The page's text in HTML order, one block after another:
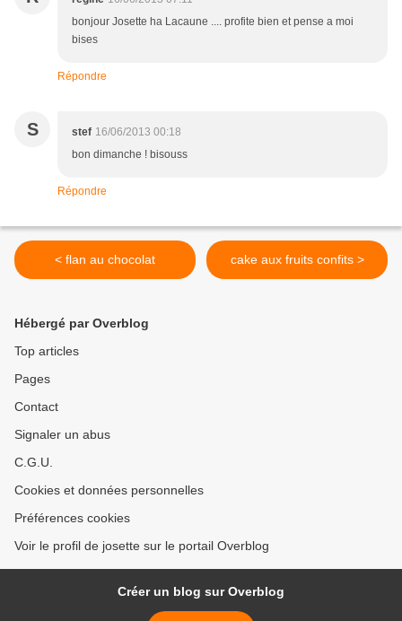
bonjour Josette ha Lacaune .... profite bien et pense a moi
bises
Répondre
S stef 16/06/2013 00:18
bon dimanche ! bisouss
Répondre
< flan au chocolat cake aux fruits confits >
Hébergé par Overblog
Top articles
Pages
Contact
Signaler un abus
C.G.U.
Cookies et données personnelles
Préférences cookies
Voir le profil de josette sur le portail Overblog
Créer un blog sur Overblog